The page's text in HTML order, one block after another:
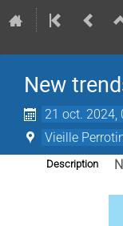
New
21 oct. 2024,
Vieille
Description